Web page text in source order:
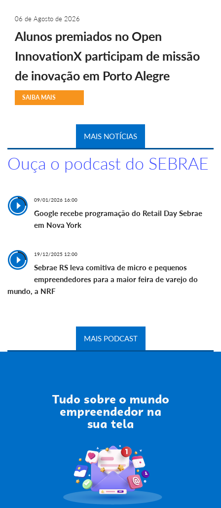
06 de Agosto de 2026
Alunos premiados no Open
InnovationX participam de missão
de inovação em Porto Alegre
SAIBA MAIS
MAIS NOTÍCIAS
Ouça o podcast do SEBRAE
09/01/2026 16:00
Google recebe programação do Retail Day Sebrae
em Nova York
19/12/2025 12:00
Sebrae RS leva comitiva de micro e pequenos
empreendedores para a maior feira de varejo do
mundo, a NRF
MAIS PODCAST